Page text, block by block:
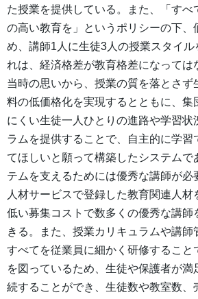
た授業を提供している。また、「すべ
の高い教育を」というポリシーの下、
め、講師1人に生徒3人の授業スタイル
れは、経済格差が教育格差になっては
当時の思いから、授業の質を落とさず
料の低価格化を実現するとともに、集
にくい生徒一人ひとりの進路や学習状
ラムを提供することで、自主的に学習
てほしいと願って構築したシステムで
テムを支えるためには優秀な講師が必
人材サービスで登録した教育関連人材
低い募集コストで数多くの優秀な講師
きる。また、授業カリキュラムや講師
すべてを従業員に細かく研修すること
を図っているため、生徒や保護者が満
続することができ、生徒数や教室数、